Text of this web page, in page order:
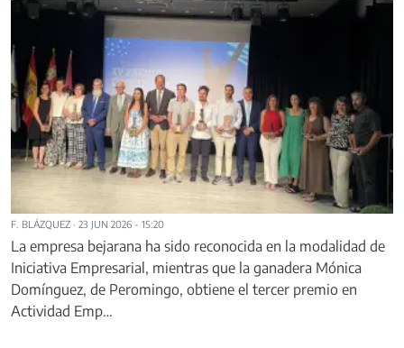
F. BLÁZQUEZ · 23 JUN 2026 - 15:20
La empresa bejarana ha sido reconocida en la modalidad de
Iniciativa Empresarial, mientras que la ganadera Mónica
Domínguez, de Peromingo, obtiene el tercer premio en
Actividad Emp…